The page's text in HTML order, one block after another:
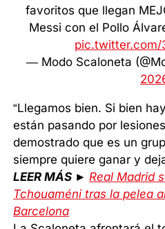
favoritos que llegan
Messi con el Pollo
pic.twitter.com/
— Modo Scaloneta
“Llegamos bien. Si bien
están pasando por
demostrado que es un
siempre quiere ganar y
LEER MÁS ► Real Madrid
Tchouaméni tras la pelea
Barcelona